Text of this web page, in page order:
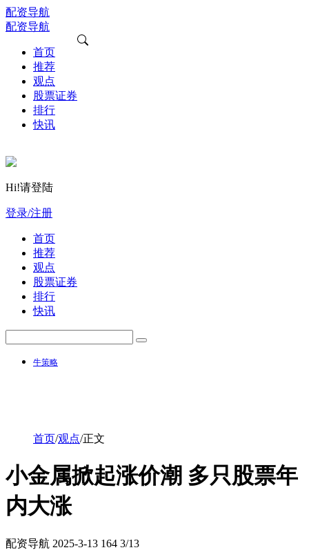
配资导航
配资导航
首页
推荐
观点
股票证券
排行
快讯
Hi!请登陆
登录/注册
首页
推荐
观点
股票证券
排行
快讯
牛策略
首页/观点/正文
小金属掀起涨价潮 多只股票年
内大涨
配资导航 2025-3-13 164 3/13